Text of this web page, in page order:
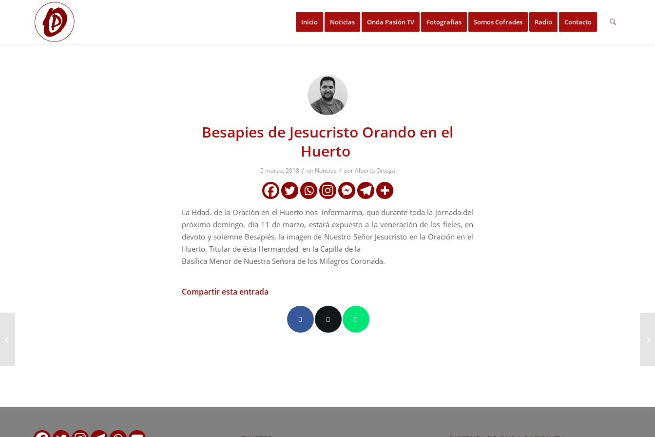
Inicio Noticias Onda Pasión TV Fotografías Somos Cofrades Radio Contacto
Besapies de Jesucristo Orando en el
Huerto
5 marzo, 2018 / en Noticias / porAlberto Ortega
La Hdad. de la Oración en el Huerto nos informarma, que durante toda la jornada del
próximo domingo, día 11 de marzo, estará expuesto a la veneración de los fieles, en
devoto y solemne Besapiés, la imagen de Nuestro Señor Jesucristo en la Oración en el
Huerto, Titular de ésta Hermandad, en la Capilla de la
Basílica Menor de Nuestra Señora de los Milagros Coronada.
Compartir esta entrada